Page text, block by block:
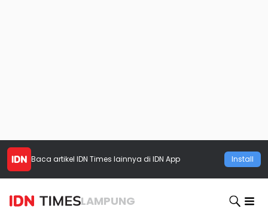
Baca artikel IDN Times lainnya di IDN App Install
LAMPUNG